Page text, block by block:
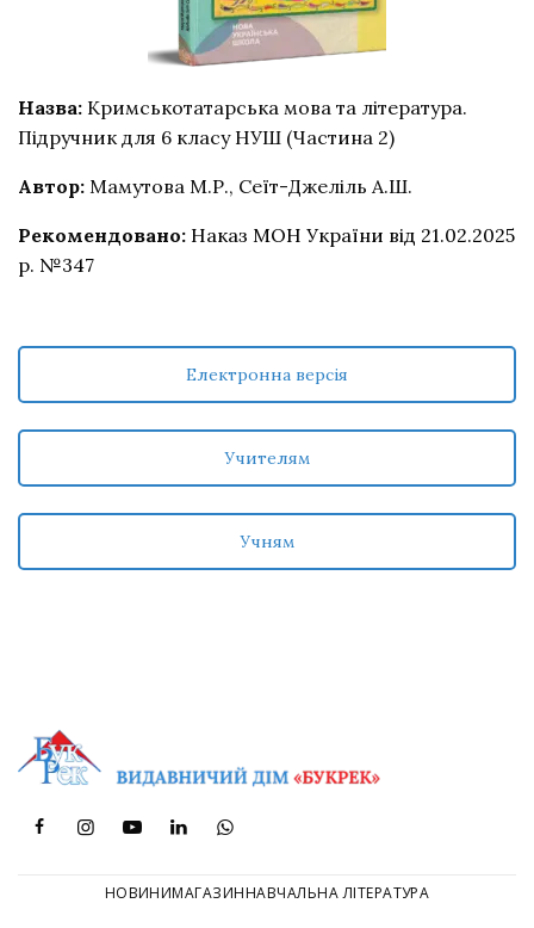
Назва: Кримськотатарська мова та література.
Підручник для 6 класу НУШ (Частина 2)
Автор: Мамутова М.Р., Сеїт-Джеліль А.Ш.
Рекомендовано: Наказ МОН України від 21.02.2025
р. №347
Електронна версія
Учителям
Учням
НОВИНИМАГАЗИННАВЧАЛЬНА ЛІТЕРАТУРА